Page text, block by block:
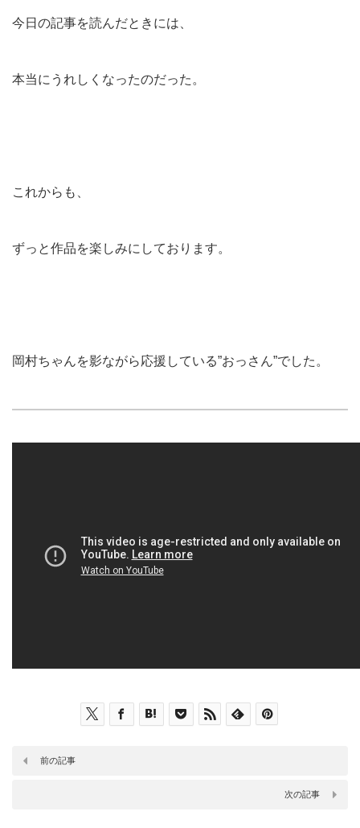
今日の記事を読んだときには、
本当にうれしくなったのだった。
これからも、
ずっと作品を楽しみにしております。
岡村ちゃんを影ながら応援している”おっさん”でした。
前の記事
次の記事